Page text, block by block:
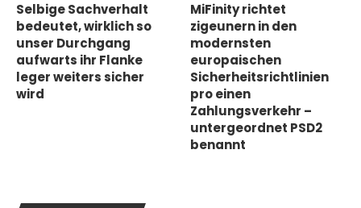
Selbige Sachverhalt
bedeutet, wirklich so
unser Durchgang
aufwarts ihr Flanke
leger weiters sicher
wird
MiFinity richtet
zigeunern in den
modernsten
europaischen
Sicherheitsrichtlinien
pro einen
Zahlungsverkehr –
untergeordnet PSD2
benannt